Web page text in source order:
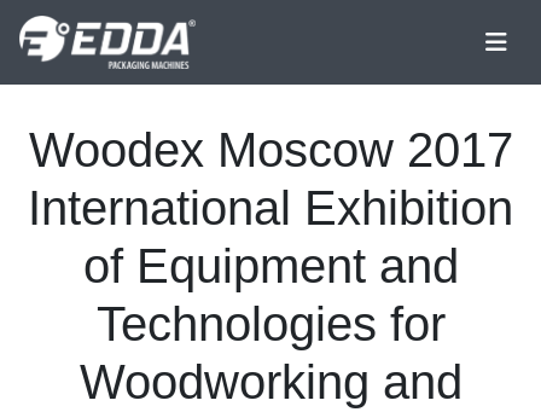
Woodex Moscow 2017
International Exhibition
of Equipment and
Technologies for
Woodworking and